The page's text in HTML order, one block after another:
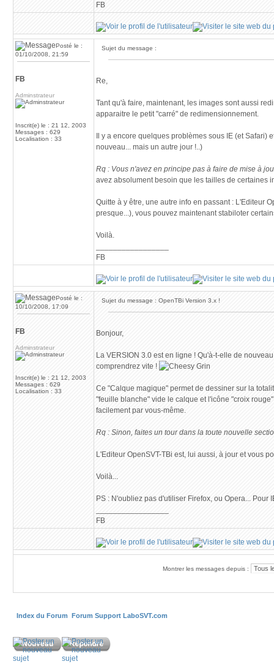
FB
Posté le :
01/10/2008, 21:59
FB
Adminstrateur
Inscrit(e) le : 21 12, 2003
Messages : 629
Localisation : 33
Sujet du message :
Re,
Tant qu'à faire, maintenant, les images sont aussi
apparaitre le petit "carré" de redimensionnement.
Il y a encore quelques problèmes sous IE (et
nouveau... mais un autre jour !..)
Rq : Vous n'avez en principe pas à faire de mise à
avez absolument besoin que les tailles de certaines
Quitte à y être, une autre info en passant : L'Editeur
presque...), vous pouvez maintenant stabiloter
Voilà.
FB
Posté le :
10/10/2008, 17:09
FB
Adminstrateur
Inscrit(e) le : 21 12, 2003
Messages : 629
Localisation : 33
Sujet du message : OpenTBi Version 3.x !
Bonjour,
La VERSION 3.0 est en ligne ! Qu'à-t-elle de
comprendrez vite !
Ce "Calque magique" permet de dessiner sur la
"feuille blanche" vide le calque et l'icône "croix
facilement par vous-même.
Rq : Sinon, faites un tour dans la toute nouvelle
L'Editeur OpenSVT-TBi est, lui aussi, à jour et vous
Voilà...
PS : N'oubliez pas d'utiliser Firefox, ou Opera... Pour
FB
Montrer les messages depuis :
Index du Forum Forum Support LaboSVT.com